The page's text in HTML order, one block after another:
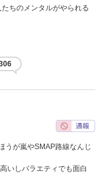
ちのメンタルがやられる
うが嵐やSMAP路線なんじ
いしバラエティでも面白